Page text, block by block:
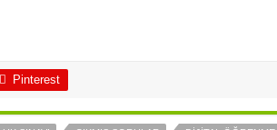
Pinterest